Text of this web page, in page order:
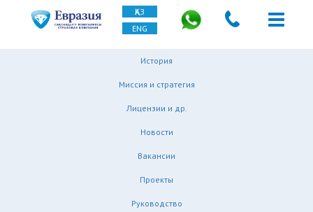
ҚАЗ
ENG
История
Миссия и стратегия
Лицензии и др.
Новости
Вакансии
Проекты
Руководство